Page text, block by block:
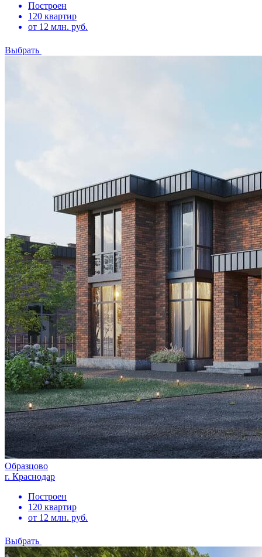
Построен
120 квартир
от 12 млн. руб.
Выбрать
Образцово
г. Краснодар
Построен
120 квартир
от 12 млн. руб.
Выбрать